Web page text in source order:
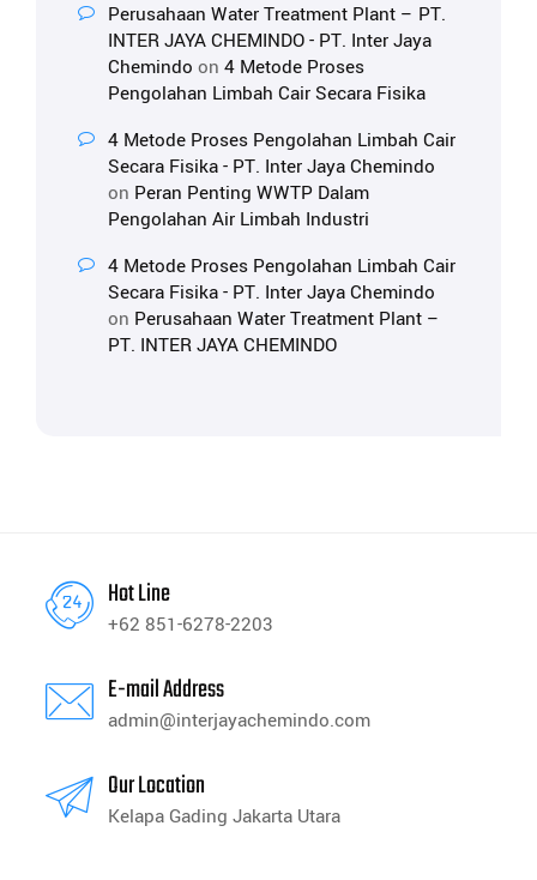
Perusahaan Water Treatment Plant – PT.
INTER JAYA CHEMINDO - PT. Inter Jaya
Chemindo on 4 Metode Proses
Pengolahan Limbah Cair Secara Fisika
4 Metode Proses Pengolahan Limbah Cair
Secara Fisika - PT. Inter Jaya Chemindo
on Peran Penting WWTP Dalam
Pengolahan Air Limbah Industri
4 Metode Proses Pengolahan Limbah Cair
Secara Fisika - PT. Inter Jaya Chemindo
on Perusahaan Water Treatment Plant –
PT. INTER JAYA CHEMINDO
Hot Line
+62 851-6278-2203
E-mail Address
admin@interjayachemindo.com
Our Location
Kelapa Gading Jakarta Utara